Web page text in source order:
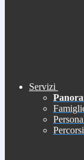
Servizi